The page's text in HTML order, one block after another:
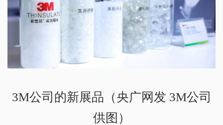
3M公司的新展品（央广网发 3M公司
供图）